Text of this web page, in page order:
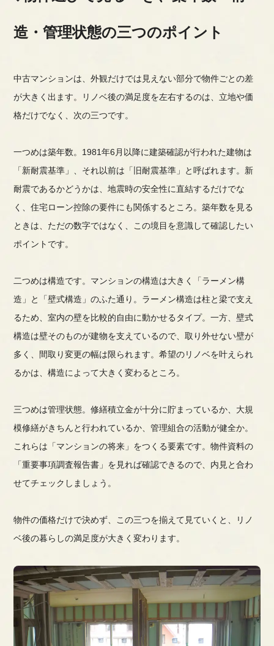
造・管理状態の三つのポイント
中古マンションは、外観だけでは見えない部分で物件ごとの差
が大きく出ます。リノベ後の満足度を左右するのは、立地や価
格だけでなく、次の三つです。
一つめは築年数。1981年6月以降に建築確認が行われた建物は
「新耐震基準」、それ以前は「旧耐震基準」と呼ばれます。新
耐震であるかどうかは、地震時の安全性に直結するだけでな
く、住宅ローン控除の要件にも関係するところ。築年数を見る
ときは、ただの数字ではなく、この境目を意識して確認したい
ポイントです。
二つめは構造です。マンションの構造は大きく「ラーメン構
造」と「壁式構造」のふた通り。ラーメン構造は柱と梁で支え
るため、室内の壁を比較的自由に動かせるタイプ。一方、壁式
構造は壁そのものが建物を支えているので、取り外せない壁が
多く、間取り変更の幅は限られます。希望のリノベを叶えられ
るかは、構造によって大きく変わるところ。
三つめは管理状態。修繕積立金が十分に貯まっているか、大規
模修繕がきちんと行われているか、管理組合の活動が健全か。
これらは「マンションの将来」をつくる要素です。物件資料の
「重要事項調査報告書」を見れば確認できるので、内見と合わ
せてチェックしましょう。
物件の価格だけで決めず、この三つを揃えて見ていくと、リノ
ベ後の暮らしの満足度が大きく変わります。